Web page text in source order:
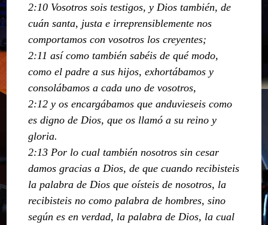
2:10 Vosotros sois testigos, y Dios también, de
cuán santa, justa e irreprensiblemente nos
comportamos con vosotros los creyentes;
2:11 así como también sabéis de qué modo,
como el padre a sus hijos, exhortábamos y
consolábamos a cada uno de vosotros,
2:12 y os encargábamos que anduvieseis como
es digno de Dios, que os llamó a su reino y
gloria.
2:13 Por lo cual también nosotros sin cesar
damos gracias a Dios, de que cuando recibisteis
la palabra de Dios que oísteis de nosotros, la
recibisteis no como palabra de hombres, sino
según es en verdad, la palabra de Dios, la cual